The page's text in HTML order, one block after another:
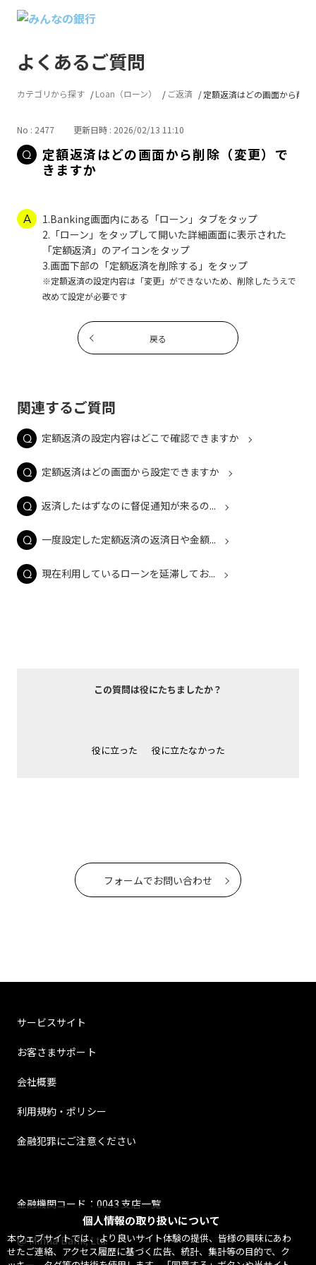
よくあるご質問
個人情報の取り扱いについて
本ウェブサイトでは、より良いサイト体験の提供、皆様の興味にあわ
せたご連絡、アクセス履歴に基づく広告、統計、集計等の目的で、ク
カテゴリから探す Loan（ローン） ご返済 定額返済はどの画面から削除
No : 2477 更新日時 : 2026/02/13 11:10
定額返済はどの画面から削除（変更）で
きますか
1.Banking画面内にある「ローン」タブをタップ
2.「ローン」をタップして開いた詳細画面に表示された
「定額返済」のアイコンをタップ
3.画面下部の「定額返済を削除する」をタップ
※定額返済の設定内容は「変更」ができないため、削除したうえで
改めて設定が必要です
戻る
関連するご質問
定額返済の設定内容はどこで確認できますか
定額返済はどの画面から設定できますか
返済したはずなのに督促通知が来るの...
一度設定した定額返済の返済日や金額...
現在利用しているローンを延滞してお...
この質問は役にたちましたか？
役に立った 役に立たなかった
フォームでお問い合わせ
サービスサイト
お客さまサポート
会社概要
利用規約・ポリシー
金融犯罪にご注意ください
金融機関コード：0043 支店一覧
@ Minna Bank, Ltd.